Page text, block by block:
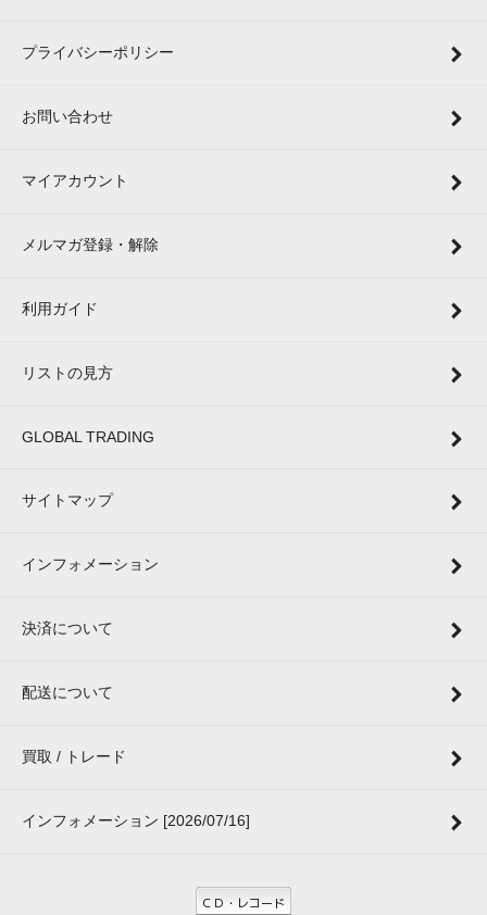
プライバシーポリシー
お問い合わせ
マイアカウント
メルマガ登録・解除
利用ガイド
リストの見方
GLOBAL TRADING
サイトマップ
インフォメーション
決済について
配送について
買取 / トレード
インフォメーション [2026/07/16]